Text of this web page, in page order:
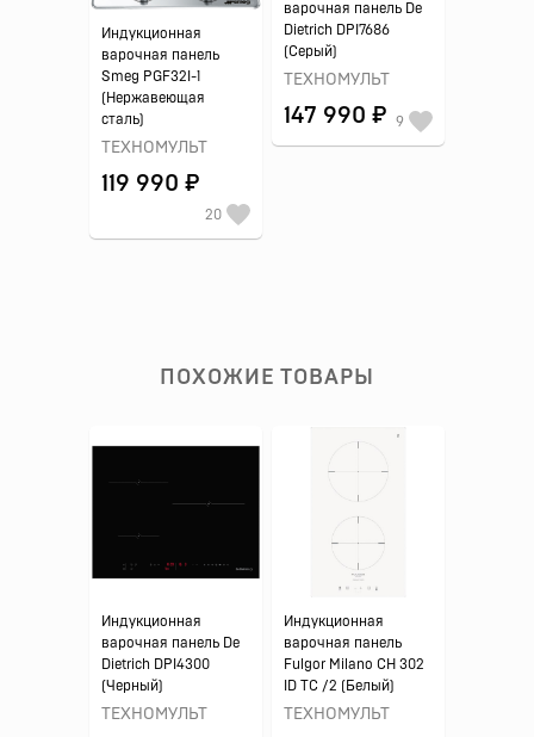
варочная панель De
Dietrich DPI7686
(Серый)
ТЕХНОМУЛЬТ
147 990 ₽ 9
Индукционная
варочная панель
Smeg PGF32I-1
(Нержавеющая
сталь)
ТЕХНОМУЛЬТ
119 990 ₽
20
ПОХОЖИЕ ТОВАРЫ
Индукционная
варочная панель De
Dietrich DPI4300
(Черный)
ТЕХНОМУЛЬТ
Индукционная
варочная панель
Fulgor Milano CH 302
ID TC /2 (Белый)
ТЕХНОМУЛЬТ